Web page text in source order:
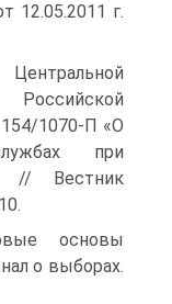
12.05.2011 г.
1070-П «О
при
// Вестник
основы
о выборах.